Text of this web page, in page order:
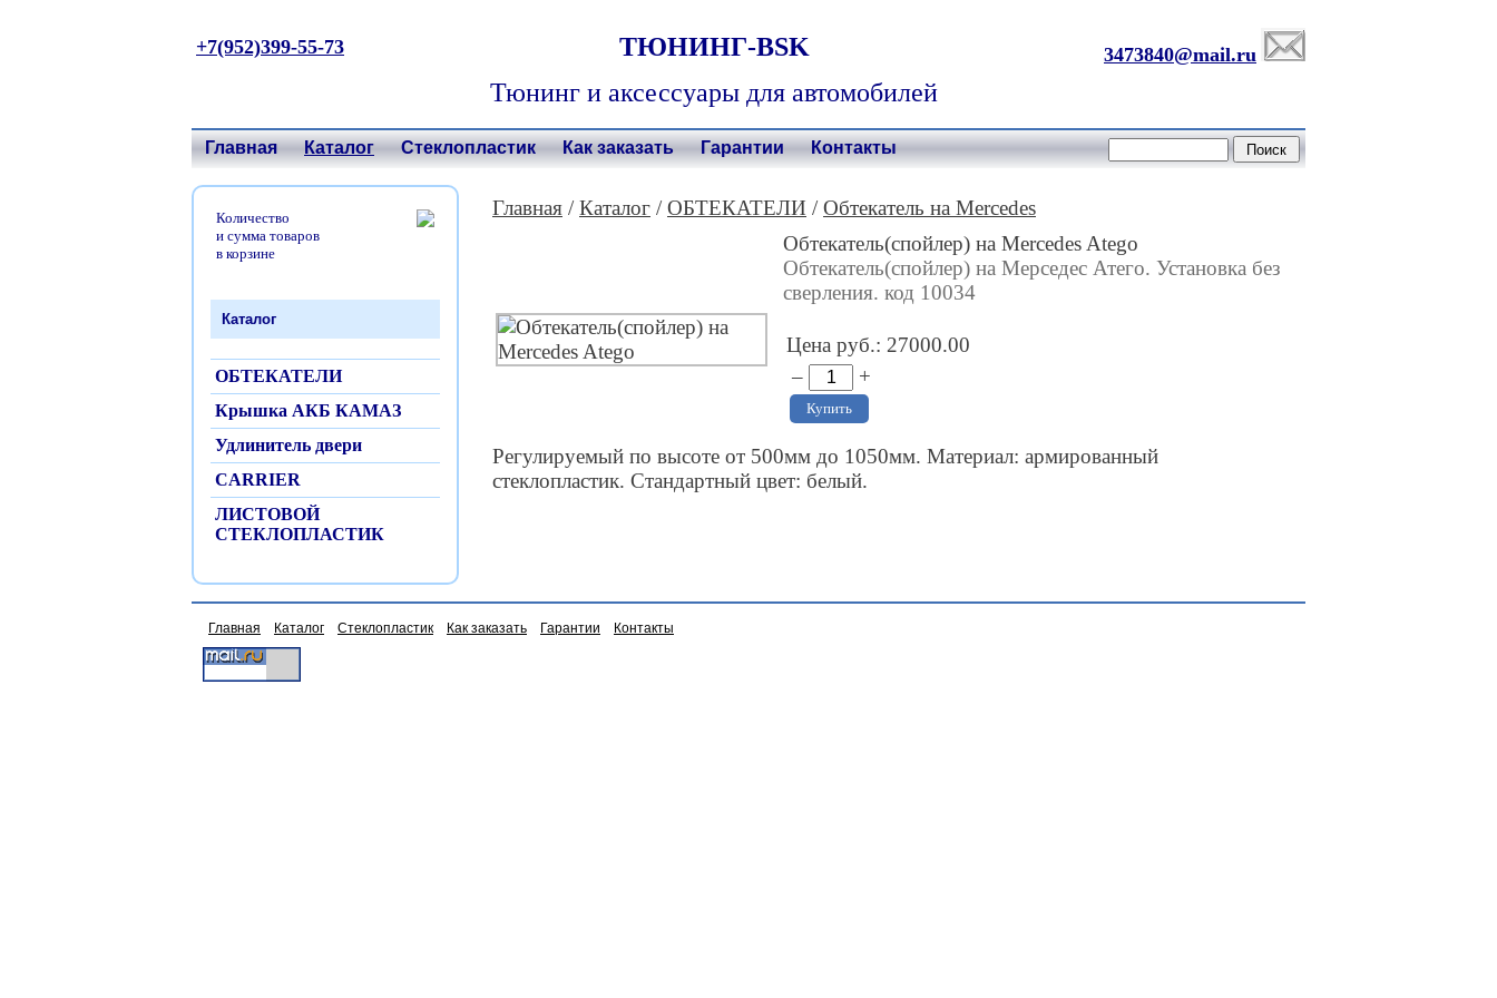
+7(952)399-55-73 ТЮНИНГ-BSK 3473840@mail.ru
Тюнинг и аксессуары для автомобилей
Главная Каталог Стеклопластик Как заказать Гарантии Контакты
Количество
и сумма товаров
в корзине
Каталог
ОБТЕКАТЕЛИ
Крышка АКБ КАМАЗ
Удлинитель двери
CARRIER
ЛИСТОВОЙ
СТЕКЛОПЛАСТИК
Главная / Каталог / ОБТЕКАТЕЛИ / Обтекатель на Mercedes
Обтекатель(спойлер) на Mercedes Atego
Обтекатель(спойлер) на Мерседес Атего. Установка без
сверления. код 10034
Цена руб.: 27000.00
–
+
Регулируемый по высоте от 500мм до 1050мм. Материал: армированный
стеклопластик. Стандартный цвет: белый.
Главная Каталог Стеклопластик Как заказать Гарантии Контакты